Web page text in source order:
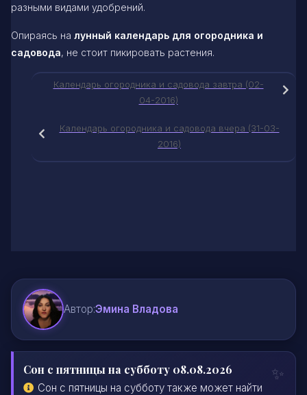
разными видами удобрений.
Опираясь на лунный календарь для огородника и
садовода, не стоит пикировать растения.
Календарь огородника и садовода завтра (02-
04-2016)
Календарь огородника и садовода вчера (31-03-
2016)
Автор:Эмина Владова
Сон с пятницы на субботу 08.08.2026
Сон с пятницы на субботу также может найти